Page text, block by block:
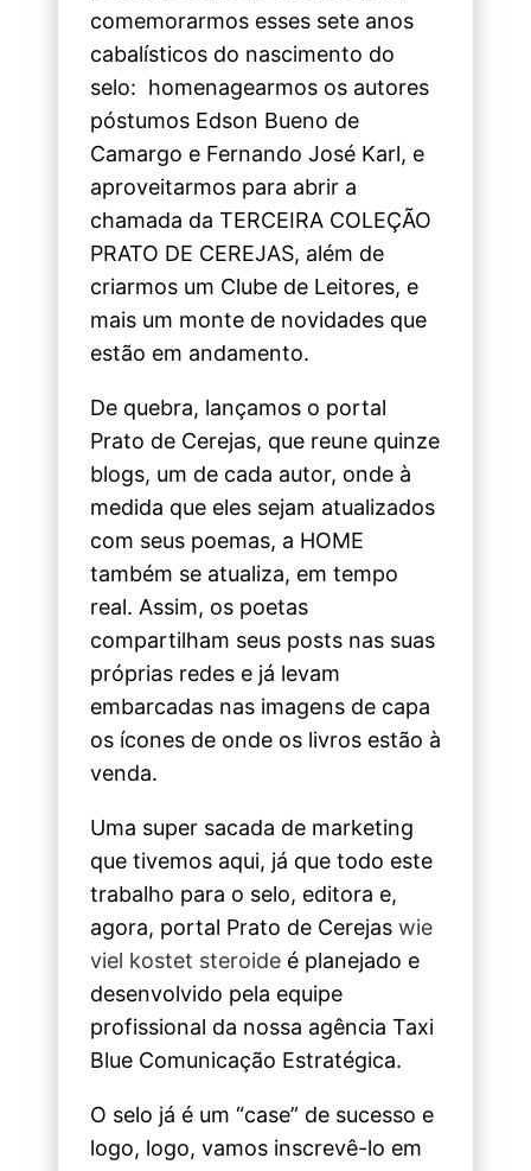
comemorarmos esses sete anos
cabalísticos do nascimento do
selo: homenagearmos os autores
póstumos Edson Bueno de
Camargo e Fernando José Karl, e
aproveitarmos para abrir a
chamada da TERCEIRA COLEÇÃO
PRATO DE CEREJAS, além de
criarmos um Clube de Leitores, e
mais um monte de novidades que
estão em andamento.
De quebra, lançamos o portal
Prato de Cerejas, que reune quinze
blogs, um de cada autor, onde à
medida que eles sejam atualizados
com seus poemas, a HOME
também se atualiza, em tempo
real. Assim, os poetas
compartilham seus posts nas suas
próprias redes e já levam
embarcadas nas imagens de capa
os ícones de onde os livros estão à
venda.
Uma super sacada de marketing
que tivemos aqui, já que todo este
trabalho para o selo, editora e,
agora, portal Prato de Cerejas wie
viel kostet steroide é planejado e
desenvolvido pela equipe
profissional da nossa agência Taxi
Blue Comunicação Estratégica.
O selo já é um “case” de sucesso e
logo, logo, vamos inscrevê-lo em